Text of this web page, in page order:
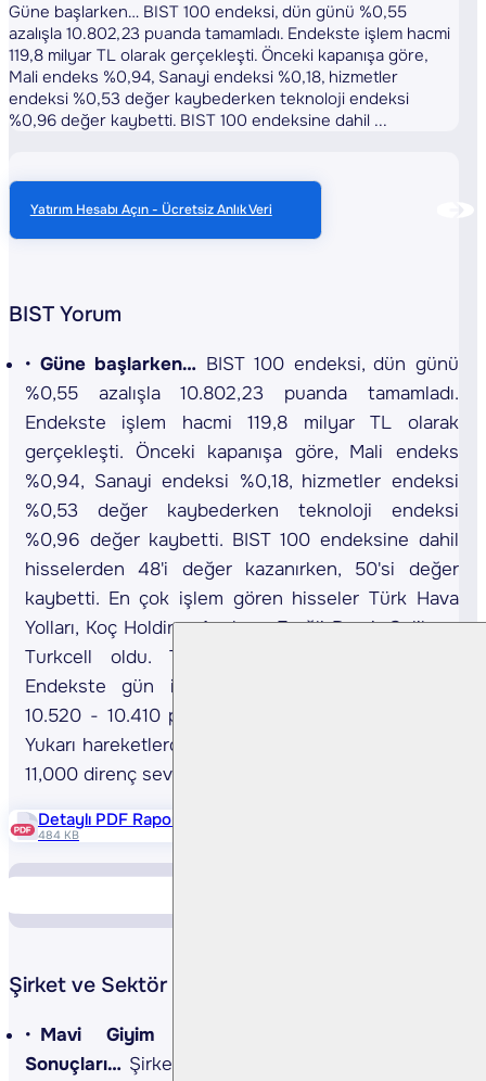
Güne başlarken… BIST 100 endeksi, dün günü %0,55
azalışla 10.802,23 puanda tamamladı. Endekste işlem hacmi
119,8 milyar TL olarak gerçekleşti. Önceki kapanışa göre,
Mali endeks %0,94, Sanayi endeksi %0,18, hizmetler
endeksi %0,53 değer kaybederken teknoloji endeksi
%0,96 değer kaybetti. BIST 100 endeksine dahil ...
Yatırım Hesabı Açın - Ücretsiz Anlık Veri
BIST Yorum
Güne başlarken… BIST 100 endeksi, dün günü
%0,55 azalışla 10.802,23 puanda tamamladı.
Endekste işlem hacmi 119,8 milyar TL olarak
gerçekleşti. Önceki kapanışa göre, Mali endeks
%0,94, Sanayi endeksi %0,18, hizmetler endeksi
%0,53 değer kaybederken teknoloji endeksi
%0,96 değer kaybetti. BIST 100 endeksine dahil
hisselerden 48'i değer kazanırken, 50'si değer
kaybetti. En çok işlem gören hisseler Türk Hava
Yolları, Koç Holding, Aselsan, Ereğli Demir Çelik ve
Turkcell oldu. Teknik görünüme baktığımızda,
Endekste gün içi geri çekilmelerde 10.630 -
10.520 - 10.410 puan seviyelerini takip edeceğiz.
Yukarı hareketlerde ise sırasıyla 10.800 - 10.900 -
11,000 direnç seviyeleri olarak izlenebilir.
Detaylı PDF Raporu
484 KB
Şirket ve Sektör Haberleri
Mavi Giyim <MAVI TI> 4Ç24 Finansal
Sonuçları… Şirket, 4Ç24 beklentilerin %85 altında